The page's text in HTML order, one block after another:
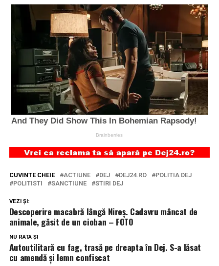
CUVINTE CHEIE ACTIUNE DEJ DEJ24.RO
POLITIA DEJ
POLITISTI
SANCTIUNE STIRI DEJ
VEZI ȘI:
Descoperire macabră lângă Nireș. Cadavru mâncat de
animale, găsit de un cioban – FOTO
NU RATA ȘI
Autoutilitară cu fag, trasă pe dreapta în Dej. S-a lăsat
cu amendă și lemn confiscat